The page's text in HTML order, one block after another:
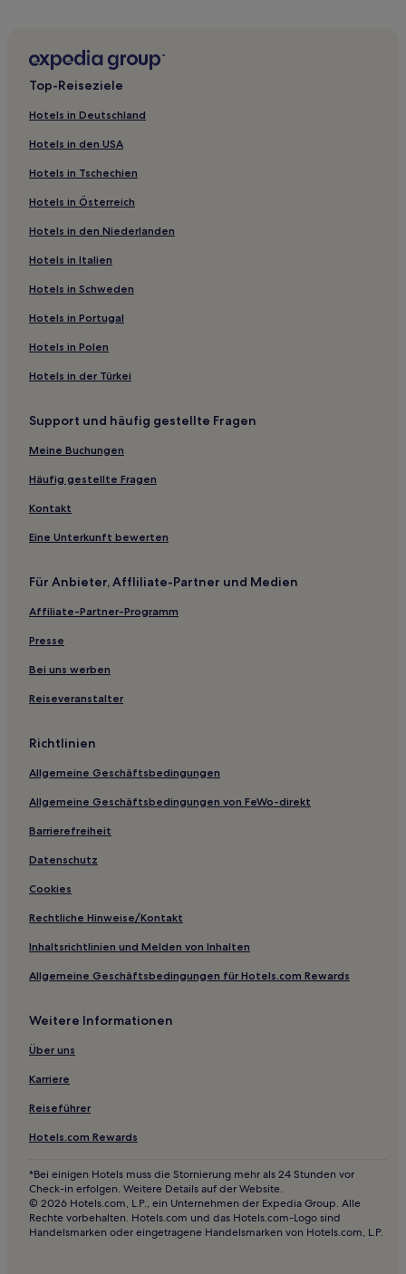
Hotels mit Fitnessbereich in Rockhampton
Hotels mit Fitnessbereich in Gladstone
Luxus nahe Deepwater-Nationalpark
Hotels mit Parkplatz nahe Deepwater-Nationalpark
Hotels mit Pool in Zentrales Queensland
Hotels mit Pool in Bundaberg
Golf in Bundaberg
Haustierfreundliche in Bundaberg
Strand in Bundaberg
Luxus in Yeppoon
Luxus nahe Main Beach
Business nahe Eurimbula-Nationalpark
Luxus nahe Eurimbula-Nationalpark
Günstige in Hervey Bay
Strand in Hervey Bay
Luxus in Agnes Water
Hotels mit Küchenzeile in Agnes Water
Mount Alma Hotels
The Keppels Hotels
Hotels nahe Putney Beach
Biloela Hotels
Taunton Hotels
Hotels nahe Universität von Queensland -
Ambrose Hotels
Hotels nahe Miriam Vale Visitor Information Centre
Captain Creek Hotels
Gladstone Hotels
Telina: Hotels
New Auckland: Hotels
Top-Reiseziele
Hotels in Deutschland
Hotels in den USA
Hotels in Tschechien
Hotels in Österreich
Hotels in den Niederlanden
Hotels in Italien
Hotels in Schweden
Hotels in Portugal
Hotels in Polen
Hotels in der Türkei
Support und häufig gestellte Fragen
Meine Buchungen
Häufig gestellte Fragen
Kontakt
Eine Unterkunft bewerten
Für Anbieter, Affliliate-Partner und Medien
Affiliate-Partner-Programm
Presse
Bei uns werben
Reiseveranstalter
Richtlinien
Allgemeine Geschäftsbedingungen
Allgemeine Geschäftsbedingungen von FeWo-direkt
Barrierefreiheit
Datenschutz
Cookies
Rechtliche Hinweise/Kontakt
Inhaltsrichtlinien und Melden von Inhalten
Allgemeine Geschäftsbedingungen für Hotels.com Rewards
Weitere Informationen
Über uns
Karriere
Reiseführer
Hotels.com Rewards
*Bei einigen Hotels muss die Stornierung mehr als 24 Stunden vor
Check-in erfolgen. Weitere Details auf der Website.
© 2026 Hotels.com, L.P., ein Unternehmen der Expedia Group. Alle
Rechte vorbehalten. Hotels.com und das Hotels.com-Logo sind
Handelsmarken oder eingetragene Handelsmarken von Hotels.com, L.P.